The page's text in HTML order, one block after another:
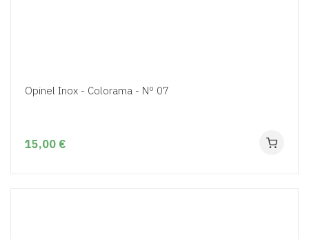
Opinel Inox - Colorama - Nº 07
15,00 €